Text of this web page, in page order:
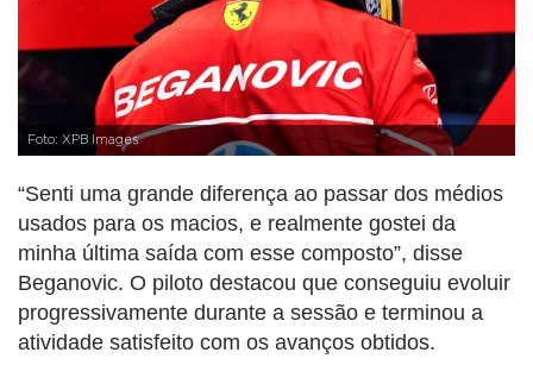
Foto: XPB Images
“Senti uma grande diferença ao passar dos médios
usados para os macios, e realmente gostei da
minha última saída com esse composto”, disse
Beganovic. O piloto destacou que conseguiu evoluir
progressivamente durante a sessão e terminou a
atividade satisfeito com os avanços obtidos.